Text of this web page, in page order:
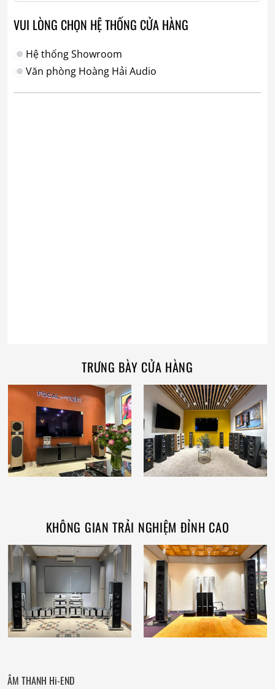
VUI LÒNG CHỌN HỆ THỐNG CỬA HÀNG
Hệ thống Showroom
Văn phòng Hoàng Hải Audio
TRƯNG BÀY CỬA HÀNG
KHÔNG GIAN TRẢI NGHIỆM ĐỈNH CAO
ÂM THANH Hi-END